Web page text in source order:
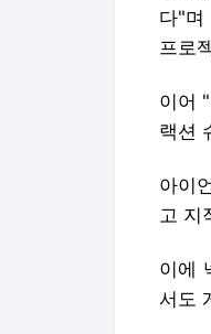
다"며
프로
이어
랙션
아이
고 지
이에
서도